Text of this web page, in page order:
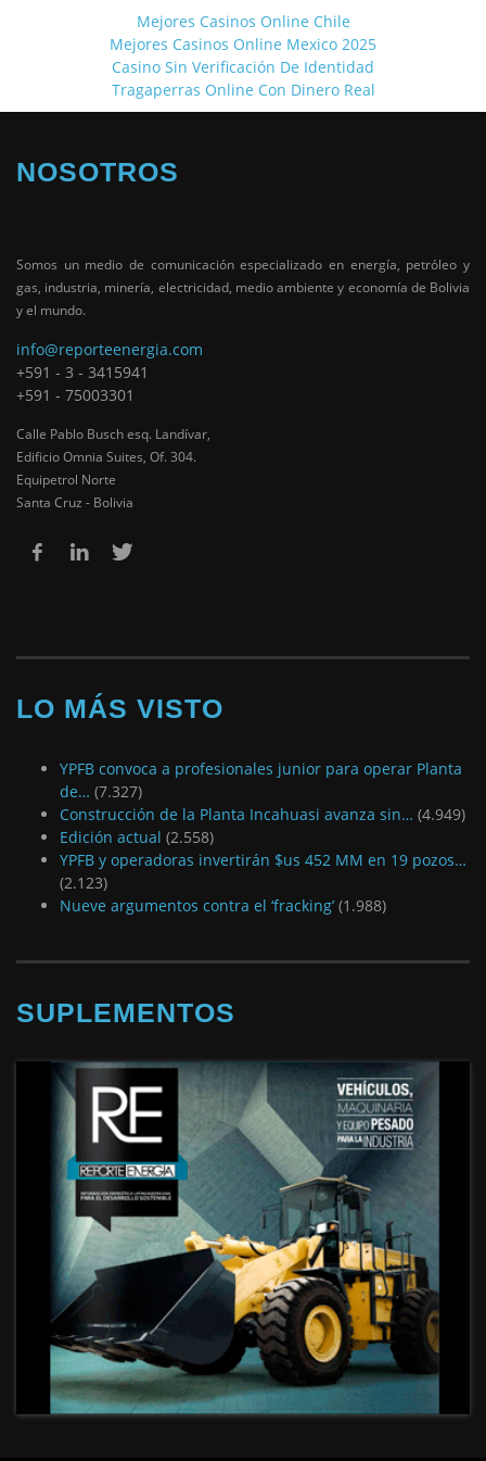
Mejores Casinos Online Chile
Mejores Casinos Online Mexico 2025
Casino Sin Verificación De Identidad
Tragaperras Online Con Dinero Real
NOSOTROS
Somos un medio de comunicación especializado en energía, petróleo y
gas, industria, minería, electricidad, medio ambiente y economía de Bolivia
y el mundo.
info@reporteenergia.com
+591 - 3 - 3415941
+591 - 75003301
Calle Pablo Busch esq. Landívar,
Edificio Omnia Suites, Of. 304.
Equipetrol Norte
Santa Cruz - Bolivia
LO MÁS VISTO
YPFB convoca a profesionales junior para operar Planta
de… (7.327)
Construcción de la Planta Incahuasi avanza sin… (4.949)
Edición actual (2.558)
YPFB y operadoras invertirán $us 452 MM en 19 pozos…
(2.123)
Nueve argumentos contra el ‘fracking’ (1.988)
SUPLEMENTOS